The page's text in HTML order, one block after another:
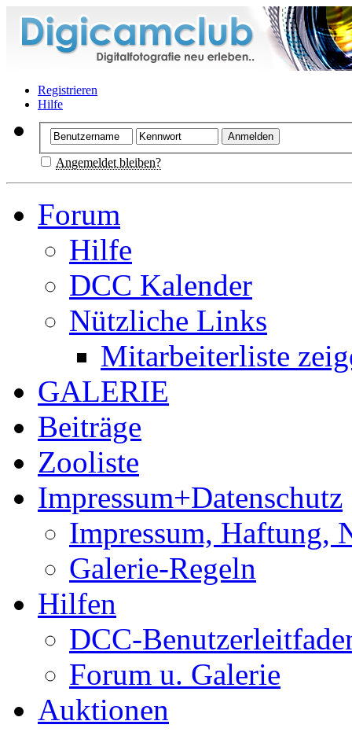
Registrieren
Hilfe
Angemeldet bleiben?
Forum
Hilfe
DCC Kalender
Nützliche Links
Mitarbeiterliste
GALERIE
Beiträge
Zooliste
Impressum+Datenschutz
Impressum, Haftung,
Galerie-Regeln
Hilfen
DCC-
Forum u. Galerie
Auktionen